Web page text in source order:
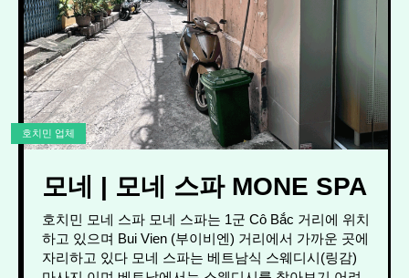
호치민 업체
모네 | 모네 스파 MONE SPA
호치민 모네 스파 모네 스파는 1군 Cô Bắc 거리에 위치
하고 있으며 Bui Vien (부이비엔) 거리에서 가까운 곳에
자리하고 있다 모네 스파는 베트남식 스웨디시(링감)